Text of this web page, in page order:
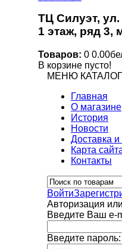
ТЦ Силуэт,
1 этаж, ряд 3,
Товаров: 0
В корзине пусто!
МЕНЮ КАТАЛОГ
Главная
О магазине
История
Новости
Доставка и
Карта
Контакты
Войти
Авторизация или
Введите Ваш e-
Введите пароль: